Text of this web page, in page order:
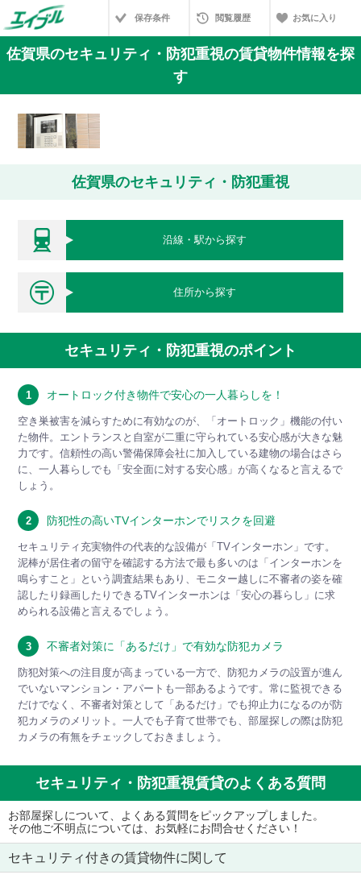
保存条件 閲覧履歴 お気に入り
佐賀県のセキュリティ・防犯重視の賃貸物件情報を探
す
佐賀県のセキュリティ・防犯重視
沿線・駅から探す
住所から探す
セキュリティ・防犯重視のポイント
1 オートロック付き物件で安心の一人暮らしを！
空き巣被害を減らすために有効なのが、「オートロック」機能の付い
た物件。エントランスと自室が二重に守られている安心感が大きな魅
力です。信頼性の高い警備保障会社に加入している建物の場合はさら
に、一人暮らしでも「安全面に対する安心感」が高くなると言えるで
しょう。
2 防犯性の高いTVインターホンでリスクを回避
セキュリティ充実物件の代表的な設備が「TVインターホン」です。
泥棒が居住者の留守を確認する方法で最も多いのは「インターホンを
鳴らすこと」という調査結果もあり、モニター越しに不審者の姿を確
認したり録画したりできるTVインターホンは「安心の暮らし」に求
められる設備と言えるでしょう。
3 不審者対策に「あるだけ」で有効な防犯カメラ
防犯対策への注目度が高まっている一方で、防犯カメラの設置が進ん
でいないマンション・アパートも一部あるようです。常に監視できる
だけでなく、不審者対策として「あるだけ」でも抑止力になるのが防
犯カメラのメリット。一人でも子育て世帯でも、部屋探しの際は防犯
カメラの有無をチェックしておきましょう。
セキュリティ・防犯重視賃貸のよくある質問
お部屋探しについて、よくある質問をピックアップしました。
その他ご不明点については、お気軽にお問合せください！
セキュリティ付きの賃貸物件に関して